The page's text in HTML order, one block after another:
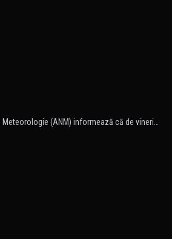
(ANM) informează că de vineri…